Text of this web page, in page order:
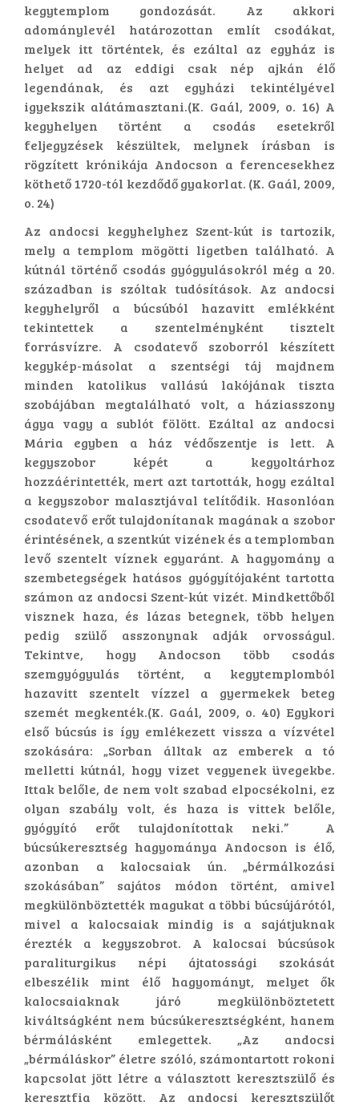
kegytemplom gondozását. Az akkori
adománylevél határozottan említ csodákat,
melyek itt történtek, és ezáltal az egyház is
helyet ad az eddigi csak nép ajkán élő
legendának, és azt egyházi tekintélyével
igyekszik alátámasztani.(K. Gaál, 2009, o. 16) A
kegyhelyen történt a csodás esetekről
feljegyzések készültek, melynek írásban is
rögzített krónikája Andocson a ferencesekhez
köthető 1720-tól kezdődő gyakorlat. (K. Gaál, 2009,
o. 24)
Az andocsi kegyhelyhez Szent-kút is tartozik,
mely a templom mögötti ligetben található. A
kútnál történő csodás gyógyulásokról még a 20.
században is szóltak tudósítások. Az andocsi
kegyhelyről a búcsúból hazavitt emlékként
tekintettek a szentelményként tisztelt
forrásvízre. A csodatevő szoborról készített
kegykép-másolat a szentségi táj majdnem
minden katolikus vallású lakójának tiszta
szobájában megtalálható volt, a háziasszony
ágya vagy a sublót fölött. Ezáltal az andocsi
Mária egyben a ház védőszentje is lett. A
kegyszobor képét a kegyoltárhoz
hozzáérintették, mert azt tartották, hogy ezáltal
a kegyszobor malasztjával telítődik. Hasonlóan
csodatevő erőt tulajdonítanak magának a szobor
érintésének, a szentkút vizének és a templomban
levő szentelt víznek egyaránt. A hagyomány a
szembetegségek hatásos gyógyítójaként tartotta
számon az andocsi Szent-kút vizét. Mindkettőből
visznek haza, és lázas betegnek, több helyen
pedig szülő asszonynak adják orvosságul.
Tekintve, hogy Andocson több csodás
szemgyógyulás történt, a kegytemplomból
hazavitt szentelt vízzel a gyermekek beteg
szemét megkenték.(K. Gaál, 2009, o. 40) Egykori
első búcsús is így emlékezett vissza a vízvétel
szokására: „Sorban álltak az emberek a tó
melletti kútnál, hogy vizet vegyenek üvegekbe.
Ittak belőle, de nem volt szabad elpocsékolni, ez
olyan szabály volt, és haza is vittek belőle,
gyógyító erőt tulajdonítottak neki.” A
búcsúkeresztség hagyománya Andocson is élő,
azonban a kalocsaiak ún. „bérmálkozási
szokásában” sajátos módon történt, amivel
megkülönböztették magukat a többi búcsújárótól,
mivel a kalocsaiak mindig is a sajátjuknak
érezték a kegyszobrot. A kalocsai búcsúsok
paraliturgikus népi ájtatossági szokását
elbeszélik mint élő hagyományt, melyet ők
kalocsaiaknak járó megkülönböztetett
kiváltságként nem búcsúkeresztségként, hanem
bérmálásként emlegettek. „Az andocsi
„bérmáláskor” életre szóló, számontartott rokoni
kapcsolat jött létre a választott keresztszülő és
keresztfia között. Az andocsi keresztszülőt